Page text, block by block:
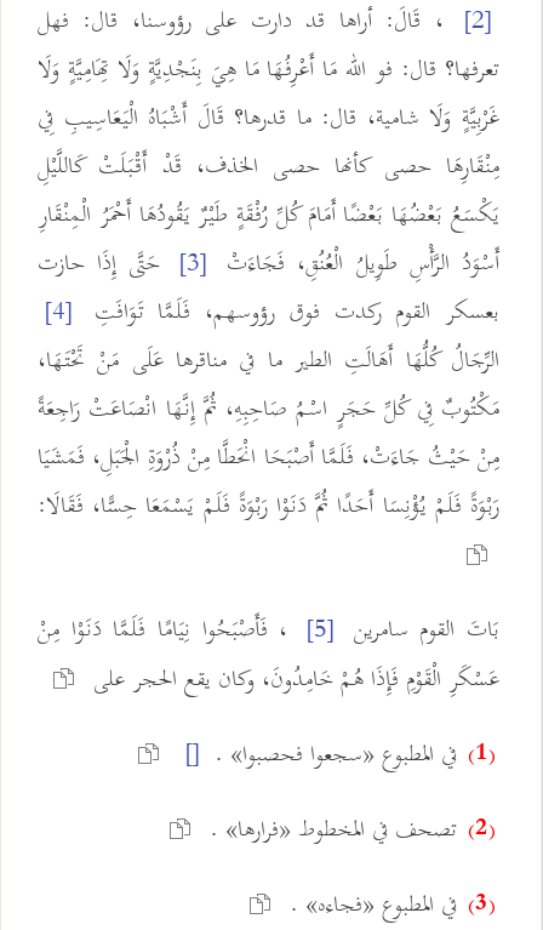
[2]
، قَالَ: أراها قد دارت على رؤوسنا، قال: فهل
تعرفها؟ قال: فو الله مَا أَعْرِفُهَا مَا هِيَ بِنَجْدِيَّةٍ وَلَا تِهَامِيَّةٍ وَلَا
غَرْبِيَّةٍ وَلَا شامية، قال: ما قدرها؟ قَالَ أَشْبَاهُ الْيَعَاسِيبِ فِي
مِنْقَارِهَا حصى كأنها حصى الخذف، قَدْ أَقْبَلَتْ كَاللَّيْلِ
يَكْسَعُ بَعْضُهَا بَعْضًا أَمَامَ كُلِّ رُفْقَةٍ طَيْرٌ يَقُودُهَا أَحْمَرُ الْمِنْقَارِ
أَسْوَدُ الرَّأْسِ طَوِيلُ الْعُنُقِ، فَجَاءَتْ [3]
حَتَّى إِذَا حازت
بعسكر القوم ركدت فوق رؤوسهم، فَلَمَّا تَوَافَتِ [4]
الرِّجَالُ كُلُّهَا أَهَالَتِ الطير ما في مناقرها عَلَى مَنْ تَحْتَهَا،
مَكْتُوبٌ فِي كُلِّ حَجَرٍ اسْمُ صَاحِبِهِ، ثُمَّ إِنَّهَا انْصَاعَتْ رَاجِعَةً
مِنْ حَيْثُ جَاءَتْ، فَلَمَّا أَصْبَحَا انْحَطَّا مِنْ ذُرْوَةِ الْجَبَلِ، فَمَشَيَا
رَبْوَةً فَلَمْ يُؤْنِسَا أَحَدًا ثُمَّ دَنَوْا رَبْوَةً فَلَمْ يَسْمَعَا حِسًّا، فَقَالَا:
بَاتَ القوم سامرين [5]
، فَأَصْبَحُوا نِيَامًا فَلَمَّا دَنَوْا مِنْ
عَسْكَرِ الْقَوْمِ فَإِذَا هُمْ خَامِدُونَ، وكان يقع الحجر على
(1) في المطبوع «سجعوا فحصبوا» . []
(2) تصحف في المخطوط «فرارها» .
(3) في المطبوع «فجاءه» .